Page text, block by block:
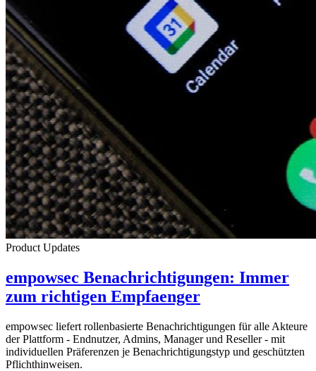
Product Updates
empowsec Benachrichtigungen: Immer
zum richtigen Empfaenger
empowsec liefert rollenbasierte Benachrichtigungen für alle Akteure
der Plattform - Endnutzer, Admins, Manager und Reseller - mit
individuellen Präferenzen je Benachrichtigungstyp und geschützten
Pflichthinweisen.